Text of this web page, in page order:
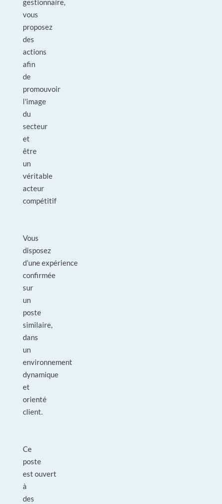
gestionnaire,
vous
proposez
des
actions
afin
de
promouvoir
l'image
du
secteur
et
être
un
véritable
acteur
compétitif
Vous
disposez
d’une expérience
confirmée
sur
un
poste
similaire,
dans
un
environnement
dynamique
et
orienté
client.
Ce
poste
est ouvert
à
des